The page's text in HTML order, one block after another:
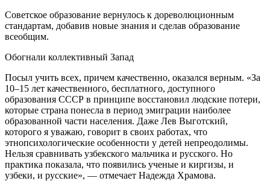
Советское образование вернулось к дореволюционным
стандартам, добавив новые знания и сделав образование
всеобщим.
Обогнали коллективный Запад
Посыл учить всех, причем качественно, оказался верным. «За
10–15 лет качественного, бесплатного, доступного
образования СССР в принципе восстановил людские потери,
которые страна понесла в период эмиграции наиболее
образованной части населения. Даже Лев Выготский,
которого я уважаю, говорит в своих работах, что
этнопсихологические особенности у детей непреодолимы.
Нельзя сравнивать узбекского мальчика и русского. Но
практика показала, что появились ученые и киргизы, и
узбеки, и русские», — отмечает Надежда Храмова.